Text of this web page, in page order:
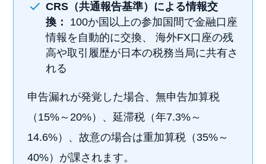
CRS（共通報告基準）による情報交
換：
100か国以上の参加国間で金融口座
情報を自動的に交換、 海外FX口座の残
高や取引履歴が日本の税務当局に共有さ
れる
申告漏れが発覚した場合、無申告加算税
（15%～20%）、延滞税（年7.3%～
14.6%）、故意の場合は重加算税（35%～
40%）が課されます。